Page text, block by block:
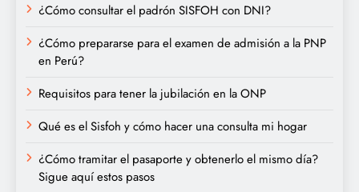
¿Cómo consultar el padrón SISFOH con DNI?
¿Cómo prepararse para el examen de admisión a la PNP
en Perú?
Requisitos para tener la jubilación en la ONP
Qué es el Sisfoh y cómo hacer una consulta mi hogar
¿Cómo tramitar el pasaporte y obtenerlo el mismo día?
Sigue aquí estos pasos